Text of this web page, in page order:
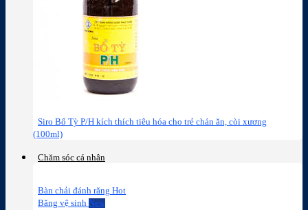
Siro Bổ Tỳ P/H kích thích tiêu hóa cho trẻ chán ăn, còi xương
(100ml)
Chăm sóc cá nhân
Bàn chải đánh răng
Băng vệ sinh